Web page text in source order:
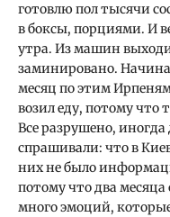
готовлю пол тысячи
в боксы, порциями. И
утра. Из машин
заминировано.
месяц по этим
возил еду, потому что
Все разрушено,
спрашивали: что в
них не было
потому что два
много эмоций,